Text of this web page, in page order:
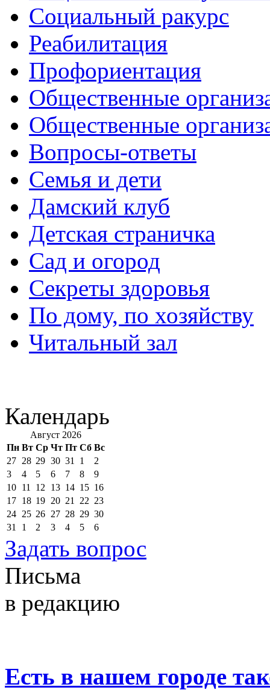
Социальный ракурс
Реабилитация
Профориентация
Общественные
Общественные
Вопросы-ответы
Семья и дети
Дамский клуб
Детская страничка
Сад и огород
Секреты здоровья
По дому, по хозяйству
Читальный зал
Календарь
Август 2026
Пн Вт Ср Чт Пт Сб Вс
27 28 29 30 31 1
2
3
4 5 6 7 8
9
10 11 12 13 14 15 16
17 18 19 20 21 22 23
24 25 26 27 28 29 30
31
1 2 3 4 5 6
Задать вопрос
Письма
в редакцию
Есть в нашем городе